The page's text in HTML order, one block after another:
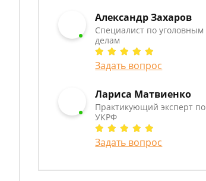
Александр Захаров
Специалист по уголовным
делам
Задать вопрос
Лариса Матвиенко
Практикующий эксперт по
УКРФ
Задать вопрос